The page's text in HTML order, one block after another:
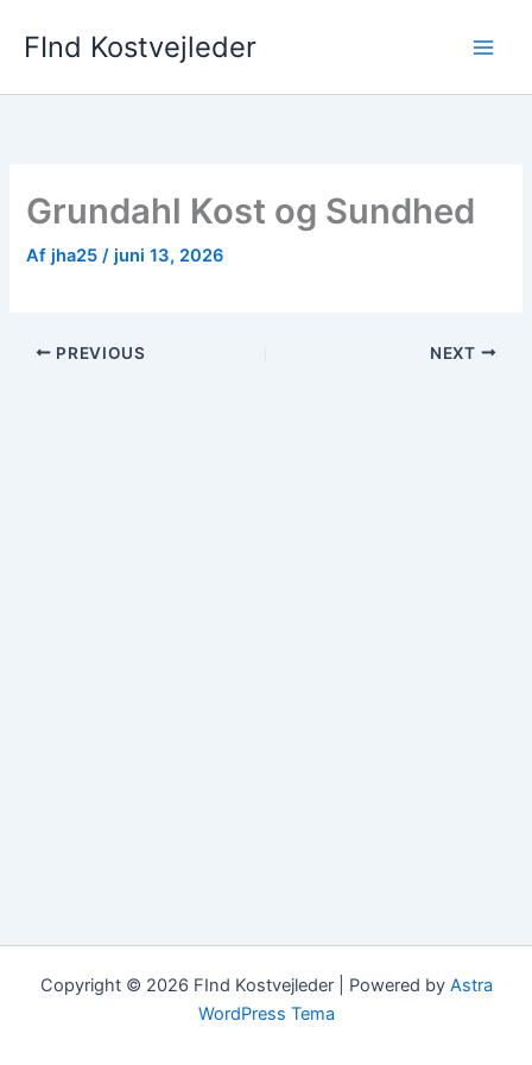
FInd Kostvejleder
Grundahl Kost og Sundhed
Af jha25/ juni 13, 2026
PREVIOUS NEXT
Copyright © 2026 FInd Kostvejleder | Powered by Astra
WordPress Tema